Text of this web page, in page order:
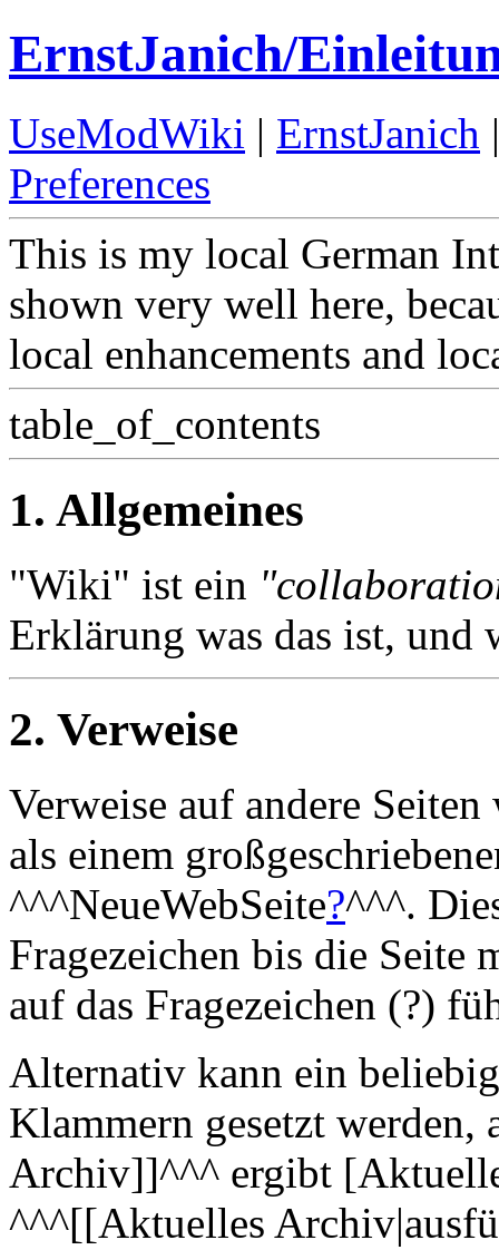
ErnstJanich/
UseModWiki | ErnstJanich
Preferences
This is my local German
shown very well here,
local enhancements and
table_of_contents
1. Allgemeines
"Wiki" ist ein
Erklärung was das ist, und
2. Verweise
Verweise auf andere
als einem
^^^NeueWebSeite?^^^.
Fragezeichen bis die
auf das Fragezeichen (?)
Alternativ kann ein
Klammern gesetzt
Archiv]]^^^ ergibt
^^^[[Aktuelles